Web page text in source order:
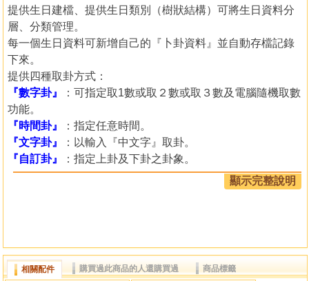
提供生日建檔、提供生日類別（樹狀結構）可將生日資料分
層、分類管理。
每一個生日資料可新增自己的『卜卦資料』並自動存檔記錄
下來。
提供四種取卦方式：
『數字卦』
：可指定取1數或取２數或取３數及電腦隨機取數
功能。
『時間卦』
：指定任意時間。
『文字卦』
：以輸入『中文字』取卦。
『自訂卦』
：指定上卦及下卦之卦象。
提供設定取卦時間，如果想將以前的卜卦資料建檔，可將時
卦盤內容包含：卜卦時間、神煞、六卦完整資料、梅花卦專
用之體、用、互、變（卦象及吉凶）。
顯示完整說明
相關配件 購買過此商品的人還購買過 商品標籤